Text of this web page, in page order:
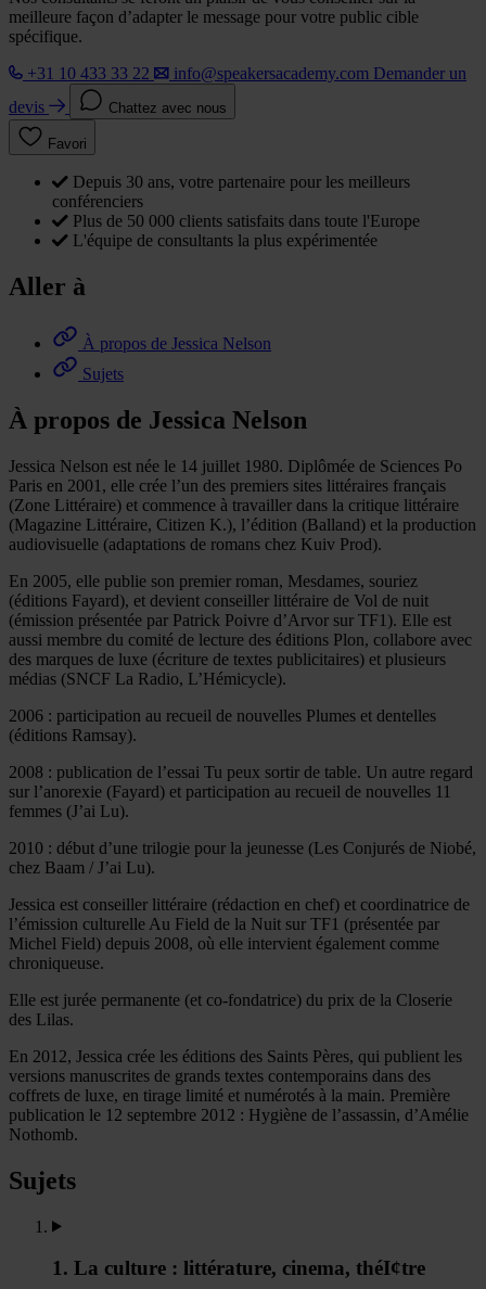
meilleure façon d’adapter le message pour votre public cible
spécifique.
+31 10 433 33 22
info@speakersacademy.com Demander un
devis
Chattez avec nous
Favori
Depuis 30 ans, votre partenaire pour les meilleurs
conférenciers
Plus de 50 000 clients satisfaits dans toute l'Europe
L'équipe de consultants la plus expérimentée
Aller à
À propos de Jessica Nelson
Sujets
À propos de Jessica Nelson
Jessica Nelson est née le 14 juillet 1980. Diplômée de Sciences Po
Paris en 2001, elle crée l’un des premiers sites littéraires français
(Zone Littéraire) et commence à travailler dans la critique littéraire
(Magazine Littéraire, Citizen K.), l’édition (Balland) et la production
audiovisuelle (adaptations de romans chez Kuiv Prod).
En 2005, elle publie son premier roman, Mesdames, souriez
(éditions Fayard), et devient conseiller littéraire de Vol de nuit
(émission présentée par Patrick Poivre d’Arvor sur TF1). Elle est
aussi membre du comité de lecture des éditions Plon, collabore avec
des marques de luxe (écriture de textes publicitaires) et plusieurs
médias (SNCF La Radio, L’Hémicycle).
2006 : participation au recueil de nouvelles Plumes et dentelles
(éditions Ramsay).
2008 : publication de l’essai Tu peux sortir de table. Un autre regard
sur l’anorexie (Fayard) et participation au recueil de nouvelles 11
femmes (J’ai Lu).
2010 : début d’une trilogie pour la jeunesse (Les Conjurés de Niobé,
chez Baam / J’ai Lu).
Jessica est conseiller littéraire (rédaction en chef) et coordinatrice de
l’émission culturelle Au Field de la Nuit sur TF1 (présentée par
Michel Field) depuis 2008, où elle intervient également comme
chroniqueuse.
Elle est jurée permanente (et co-fondatrice) du prix de la Closerie
des Lilas.
En 2012, Jessica crée les éditions des Saints Pères, qui publient les
versions manuscrites de grands textes contemporains dans des
coffrets de luxe, en tirage limité et numérotés à la main. Première
publication le 12 septembre 2012 : Hygiène de l’assassin, d’Amélie
Nothomb.
Sujets
1. La culture : littérature, cinema, théI¢tre